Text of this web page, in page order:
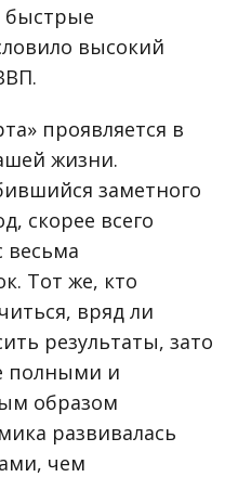
быстрые
высокий
проявляется в
жизни.
заметного
скорее всего
весьма
Тот же, кто
вряд ли
результаты, зато
полными и
образом
развивалась
чем